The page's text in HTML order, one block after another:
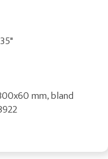
mm, bland